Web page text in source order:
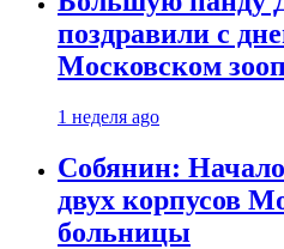
поздравили с
Московском
1 неделя ago
Собянин:
двух корпусов
больницы